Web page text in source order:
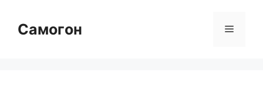
содержимому
Самогон Меню